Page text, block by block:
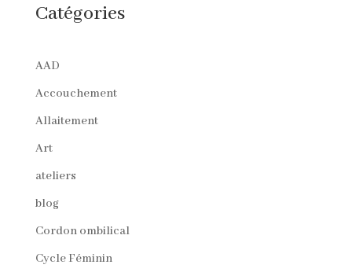
Catégories
AAD
Accouchement
Allaitement
Art
ateliers
blog
Cordon ombilical
Cycle Féminin